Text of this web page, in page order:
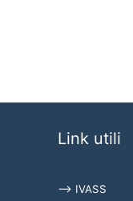
Link utili
⟶ IVASS